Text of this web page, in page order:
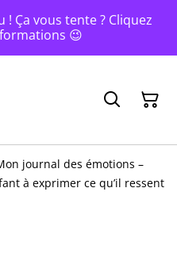
Ça vous tente ? Cliquez
😉
journal des émotions –
à exprimer ce qu’il ressent